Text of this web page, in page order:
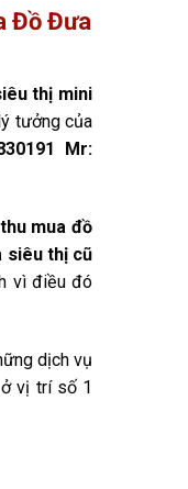
Đồ Đưa
thị mini
tưởng của
Mr:
thu mua đồ
siêu thị cũ
vì điều đó
dịch vụ
vị trí số 1